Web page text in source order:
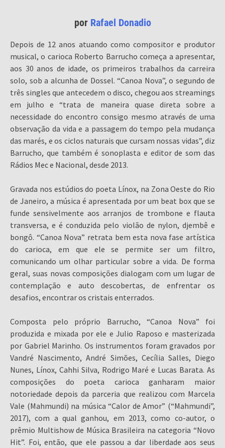
por Rafael Donadio
Depois de 12 anos atuando como compositor e produtor
musical, o carioca Roberto Barrucho começa a apresentar,
aos 30 anos de idade, os primeiros trabalhos da carreira
solo, sob a alcunha de Dossel. “Canoa Nova”, o segundo de
três singles que antecedem o disco, chegou aos streamings
em julho e “trata de maneira quase direta sobre a
necessidade do encontro consigo mesmo através de uma
observação da vida e a passagem do tempo pela mudança
das marés, e os ciclos naturais que cursam nossas vidas”, diz
Barrucho, que também é sonoplasta e editor de som das
Rádios Mec e Nacional, desde 2013.
Gravada nos estúdios do poeta Línox, na Zona Oeste do Rio
de Janeiro, a música é apresentada por um beat box que se
funde sensivelmente aos arranjos de trombone e flauta
transversa, e é conduzida pelo violão de nylon, djembê e
bongô. “Canoa Nova” retrata bem esta nova fase artística
do carioca, em que ele se permite ser um filtro,
comunicando um olhar particular sobre a vida. De forma
geral, suas novas composições dialogam com um lugar de
contemplação e auto descobertas, de enfrentar os
desafios, encontrar os cristais enterrados.
Composta pelo próprio Barrucho, “Canoa Nova” foi
produzida e mixada por ele e Julio Raposo e masterizada
por Gabriel Marinho. Os instrumentos foram gravados por
Vandré Nascimento, André Simões, Cecília Salles, Diego
Nunes, Línox, Cahhi Silva, Rodrigo Maré e Lucas Barata. As
composições do poeta carioca ganharam maior
notoriedade depois da parceria que realizou com Marcela
Vale (Mahmundi) na música “Calor de Amor” (“Mahmundi”,
2017), com a qual ganhou, em 2013, como co-autor, o
prêmio Multishow de Música Brasileira na categoria “Novo
Hit”. Foi, então, que ele passou a dar liberdade aos seus